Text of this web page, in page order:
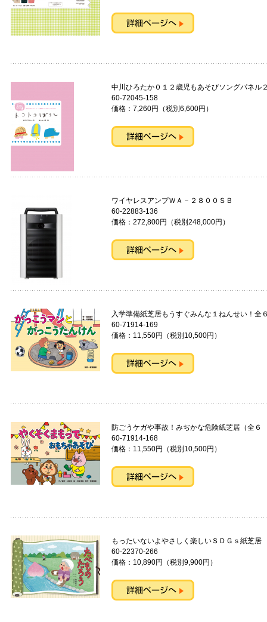
中川ひろたか０１２歳児もあそびソングパネ
60-72045-158
価格：7,260円（税別6,600円）
ワイヤレスアンプＷＡ－２８００
60-22883-136
価格：272,800円（税別248,000円）
入学準備紙芝居もうすぐみんな１ねんせい！
60-71914-169
価格：11,550円（税別10,500円）
防ごうケガや事故！みぢかな危険紙芝居
60-71914-168
価格：11,550円（税別10,500円）
もったいないよやさしく楽しいＳＤＧｓ
60-22370-266
価格：10,890円（税別9,900円）